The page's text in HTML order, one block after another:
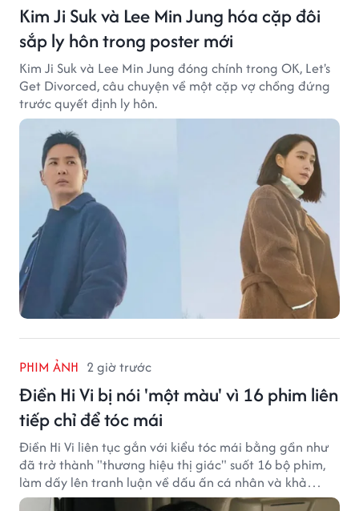
Kim Ji Suk và Lee Min Jung hóa cặp đôi
sắp ly hôn trong poster mới
Kim Ji Suk và Lee Min Jung đóng chính trong OK, Let's
Get Divorced, câu chuyện về một cặp vợ chồng đứng
trước quyết định ly hôn.
PHIM ẢNH 2 giờ trước
Điền Hi Vi bị nói 'một màu' vì 16 phim liên
tiếp chỉ để tóc mái
Điền Hi Vi liên tục gắn với kiểu tóc mái bằng gần như
đã trở thành "thương hiệu thị giác" suốt 16 bộ phim,
làm dấy lên tranh luận về dấu ấn cá nhân và khả
năng biến hóa trên màn ảnh.